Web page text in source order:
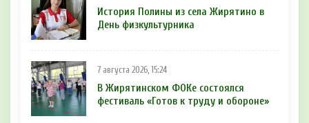
История Полины из села Жирятино в
День физкультурника
7 августа 2026, 15:24
В Жирятинском ФОКе состоялся
фестиваль «Готов к труду и обороне»